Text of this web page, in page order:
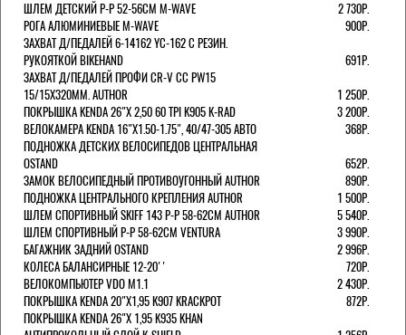
ШЛЕМ ДЕТСКИЙ Р-Р 52-56СМ M-WAVE
2 730Р.
РОГА АЛЮМИНИЕВЫЕ M-WAVE
900Р.
ЗАХВАТ Д/ПЕДАЛЕЙ 6-14162 YC-162 С РЕЗИН.
РУКОЯТКОЙ BIKEHAND
691Р.
ЗАХВАТ Д/ПЕДАЛЕЙ ПРОФИ CR-V CC PW15
15/15X320ММ. AUTHOR
1 250Р.
ПОКРЫШКА KENDA 26"Х 2,50 60 TPI K905 K-RAD
3 200Р.
ВЕЛОКАМЕРА KENDA 16"Х1.50-1.75", 40/47-305 АВТО
368Р.
ПОДНОЖКА ДЕТСКИХ ВЕЛОСИПЕДОВ ЦЕНТРАЛЬНАЯ
OSTAND
652Р.
ЗАМОК ВЕЛОСИПЕДНЫЙ ПРОТИВОУГОННЫЙ AUTHOR
890Р.
ПОДНОЖКА ЦЕНТРАЛЬНОГО КРЕПЛЕНИЯ AUTHOR
1 500Р.
ШЛЕМ СПОРТИВНЫЙ SKIFF 143 Р-Р 58-62СМ AUTHOR
5 540Р.
ШЛЕМ СПОРТИВНЫЙ Р-Р 58-62СМ VENTURA
3 990Р.
БАГАЖНИК ЗАДНИЙ OSTAND
2 996Р.
КОЛЕСА БАЛАНСИРНЫЕ 12-20''
720Р.
ВЕЛОКОМПЬЮТЕР VDO M1.1
2 430Р.
ПОКРЫШКА KENDA 20"Х1,95 K907 KRACKPOT
872Р.
ПОКРЫШКА KENDA 26"Х 1,95 K935 KHAN